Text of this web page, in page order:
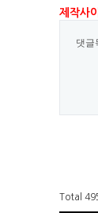
제작사
댓글
Total